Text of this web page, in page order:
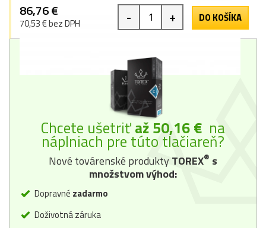
86,76 €
70,53 € bez DPH - + DO KOŠÍKA
Chcete ušetriťaž 50,16 € na
náplniach pre túto tlačiareň?
Nové továrenské produktyTOREX® s
množstvom výhod:
Dopravné zadarmo
Doživotná záruka